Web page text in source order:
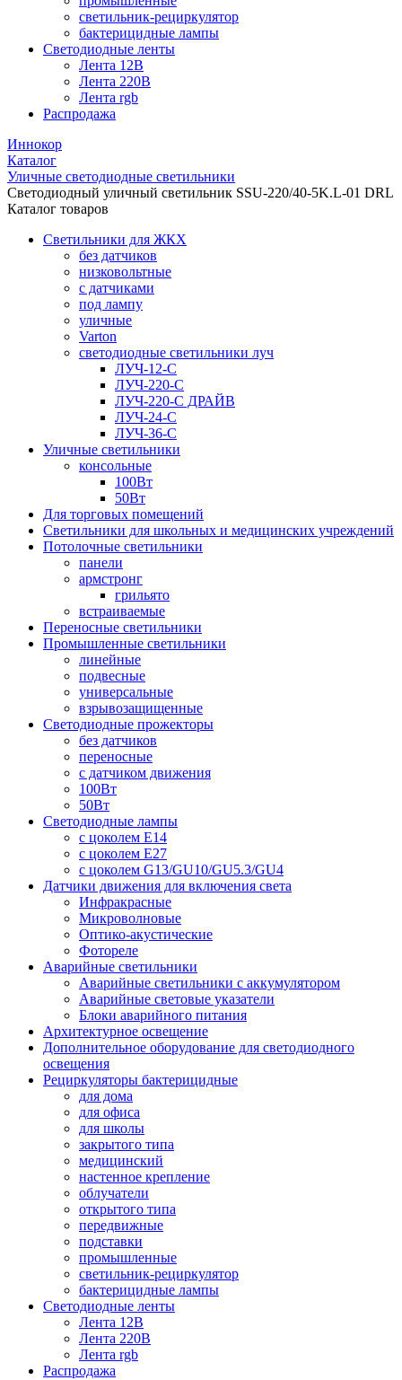
светильник-рециркулятор
бактерицидные лампы
Светодиодные ленты
Лента 12В
Лента 220В
Лента rgb
Распродажа
Иннокор
Каталог
Уличные светодиодные светильники
Светодиодный уличный светильник SSU-220/40-5K.L-01 DRL
Каталог товаров
Светильники для ЖКХ
без датчиков
низковольтные
с датчиками
под лампу
уличные
Varton
светодиодные светильники луч
ЛУЧ-12-С
ЛУЧ-220-С
ЛУЧ-220-С ДРАЙВ
ЛУЧ-24-С
ЛУЧ-36-С
Уличные светильники
консольные
100Вт
50Вт
Для торговых помещений
Светильники для школьных и медицинских учреждений
Потолочные светильники
панели
армстронг
грильято
встраиваемые
Переносные светильники
Промышленные светильники
линейные
подвесные
универсальные
взрывозащищенные
Светодиодные прожекторы
без датчиков
переносные
с датчиком движения
100Вт
50Вт
Светодиодные лампы
с цоколем E14
с цоколем E27
с цоколем G13/GU10/GU5.3/GU4
Датчики движения для включения света
Инфракрасные
Микроволновые
Оптико-акустические
Фотореле
Аварийные светильники
Аварийные светильники с аккумулятором
Аварийные световые указатели
Блоки аварийного питания
Архитектурное освещение
Дополнительное оборудование для светодиодного
освещения
Рециркуляторы бактерицидные
для дома
для офиса
для школы
закрытого типа
медицинский
настенное крепление
облучатели
открытого типа
передвижные
подставки
промышленные
светильник-рециркулятор
бактерицидные лампы
Светодиодные ленты
Лента 12В
Лента 220В
Лента rgb
Распродажа